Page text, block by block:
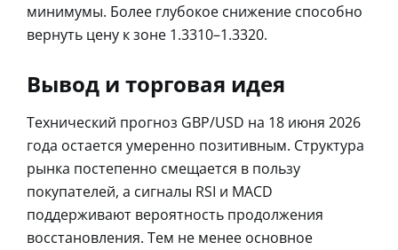
минимумы. Более глубокое снижение способно
вернуть цену к зоне 1.3310–1.3320.
Вывод и торговая идея
Технический прогноз GBP/USD на 18 июня 2026
года остается умеренно позитивным. Структура
рынка постепенно смещается в пользу
покупателей, а сигналы RSI и MACD
поддерживают вероятность продолжения
восстановления. Тем не менее основное